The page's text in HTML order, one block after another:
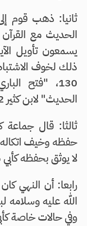
ثانيا: ذهب قوم
الحديث مع
يسمعون تأويل
الحديث" لابن كثير 2: 380).
ثالثا: قال
حفظه وخيف اتكاله
لا يوثق بحفظه
رابعا: أن النهي
الله عليه وسلامه
وفي حالات خاصة